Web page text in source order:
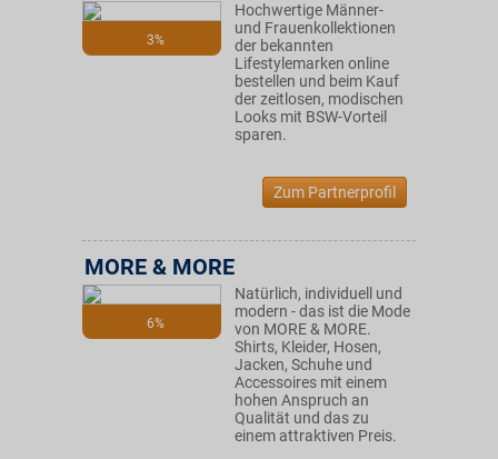
3%
Hochwertige Männer-
und Frauenkollektionen
der bekannten
Lifestylemarken online
bestellen und beim Kauf
der zeitlosen, modischen
Looks mit BSW-Vorteil
sparen.
Zum Partnerprofil
6%
MORE & MORE
Natürlich, individuell und
modern - das ist die Mode
von MORE & MORE.
Shirts, Kleider, Hosen,
Jacken, Schuhe und
Accessoires mit einem
hohen Anspruch an
Qualität und das zu
einem attraktiven Preis.